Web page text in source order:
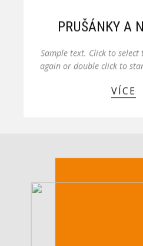
PRUŠÁNKY A
Sample text. Click to select
again or double click to
VÍCE